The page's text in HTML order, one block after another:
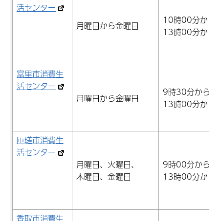
活センター
月曜日から金曜日
10時00分か
13時00分か
富里市消費生
活センター
月曜日から金曜日
9時30分から
13時00分か
匝瑳市消費生
活センター
月曜日、火曜日、
木曜日、金曜日
9時00分から
13時00分か
香取市消費生